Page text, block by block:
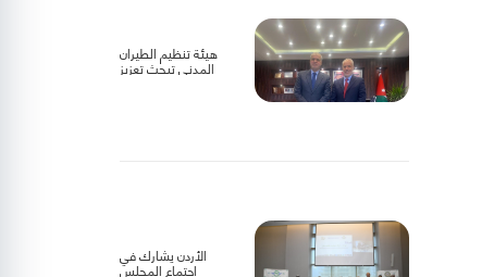
هيئة تنظيم الطيران
المدني تبحث تعزيز
التعاون مع الجانب
الأردن يشارك في
اجتماع المجلس